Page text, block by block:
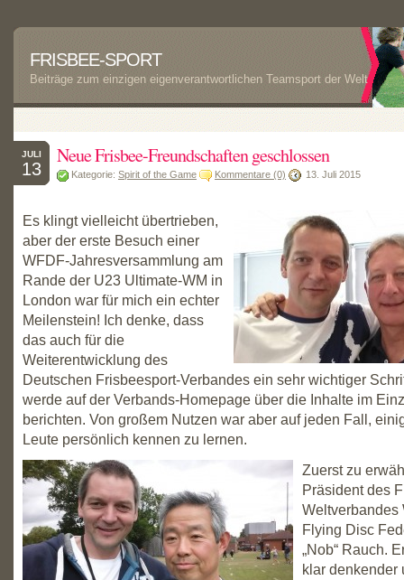
FRISBEE-SPORT
Beiträge zum einzigen eigenverantwortlichen Teamsport der Welt
JULI
13
Neue Frisbee-Freundschaften geschlossen
Kategorie: Spirit of the Game Kommentare (0) 13. Juli 2015
Es klingt vielleicht übertrieben,
aber der erste Besuch einer
WFDF-Jahresversammlung am
Rande der U23 Ultimate-WM in
London war für mich ein echter
Meilenstein! Ich denke, dass
das auch für die
Weiterentwicklung des
Deutschen Frisbeesport-Verbandes ein sehr wichtiger
werde auf der Verbands-Homepage über die Inhalte im
berichten. Von großem Nutzen war aber auf jeden Fall,
Leute persönlich kennen zu lernen.
Zuerst zu
Präsident des
Weltverbandes
Flying Disc
„Nob“ Rauch.
klar denkender